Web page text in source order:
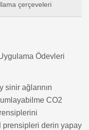
çerçeveleri
Ödevleri
sinir ağlarının
CO2
prensipleri derin yapay